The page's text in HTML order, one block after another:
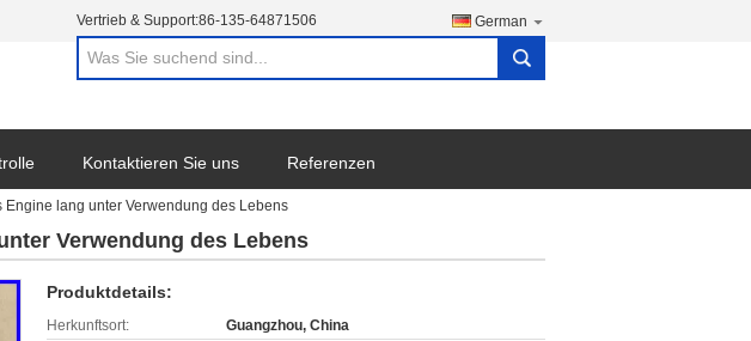
Vertrieb & Support:86-135-64871506 German
search
Kontaktieren Sie uns Referenzen
lang unter Verwendung des Lebens
Verwendung des Lebens
Produktdetails:
Herkunftsort:
Guangzhou, China